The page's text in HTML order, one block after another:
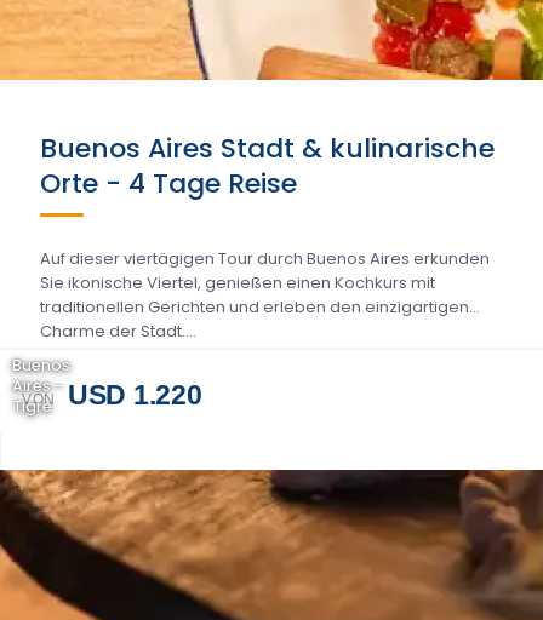
Buenos Aires Stadt & kulinarische
Orte - 4 Tage Reise
Auf dieser viertägigen Tour durch Buenos Aires erkunden
Sie ikonische Viertel, genießen einen Kochkurs mit
traditionellen Gerichten und erleben den einzigartigen
Charme der Stadt....
VON USD 1.220
Buenos
Aires -
Tigre